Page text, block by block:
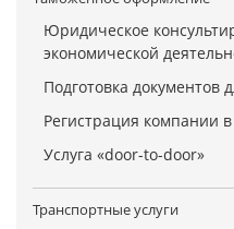
Юридическое
экономической
Подготовка документов
Регистрация компании
Услуга «door-to-door»
Транспортные услуги